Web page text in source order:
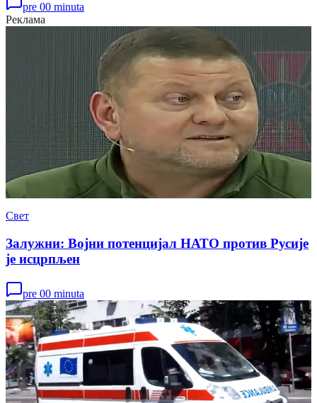
pre 00 minuta
Реклама
Свет
Залужни: Војни потенцијал НАТО против Русије
је исцрпљен
pre 00 minuta